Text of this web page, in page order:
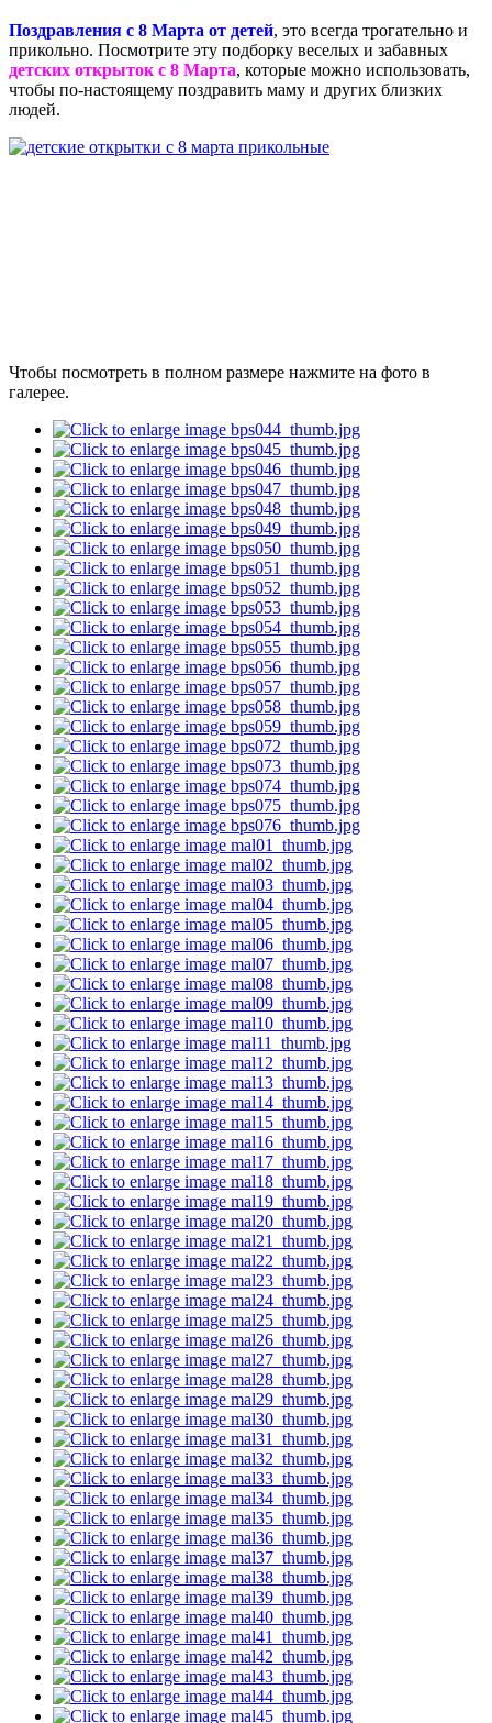
Поздравления с 8 Марта от детей, это всегда трогательно и
прикольно. Посмотрите эту подборку веселых и забавных
детских открыток с 8 Марта, которые можно использовать,
чтобы по-настоящему поздравить маму и других близких
людей.
Чтобы посмотреть в полном размере нажмите на фото в
галерее.